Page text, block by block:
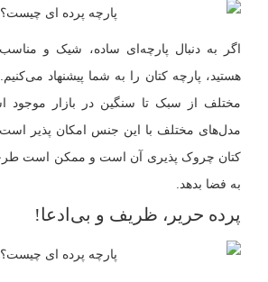
اگر به دنبال پارچه‌ای ساده، شیک و مناسب
هستید، پارچه کتان را به شما پیشنهاد
مختلف از سبک تا سنگین در بازار
مدل‌های مختلف با این جنس امکان پذیر است.
کتان چروک پذیری آن است و ممکن است
به فضا بدهد.
پرده حریر، ظریف و بی‌ادعا!